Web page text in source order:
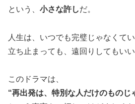
という、 小さな許しだ。
人生は、いつでも完璧じゃなくてい
立ち止まっても、遠回りしてもいい
このドラマは、
“再出発は、特別な人だけのものじ